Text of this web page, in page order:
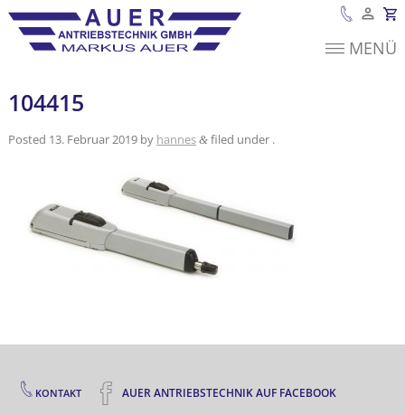
Es befinden sichMENÜ
104415
Posted 13. Februar 2019by hannes &filed under .
KONTAKT AUER ANTRIEBSTECHNIK AUF FACEBOOK